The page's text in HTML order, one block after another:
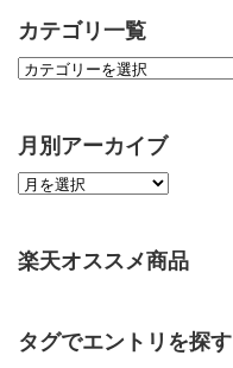
カテゴリ一覧
月別アーカイブ
楽天オススメ商品
タグでエントリを探す